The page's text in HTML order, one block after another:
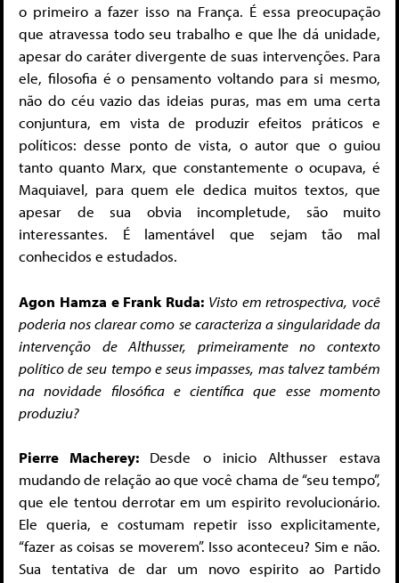
o primeiro a fazer isso na França. É essa preocupação
que atravessa todo seu trabalho e que lhe dá unidade,
apesar do caráter divergente de suas intervenções. Para
ele, filosofia é o pensamento voltando para si mesmo,
não do céu vazio das ideias puras, mas em uma certa
conjuntura, em vista de produzir efeitos práticos e
políticos: desse ponto de vista, o autor que o guiou
tanto quanto Marx, que constantemente o ocupava, é
Maquiavel, para quem ele dedica muitos textos, que
apesar de sua obvia incompletude, são muito
interessantes. É lamentável que sejam tão mal
conhecidos e estudados.
Agon Hamza e Frank Ruda: Visto em retrospectiva, você
poderia nos clarear como se caracteriza a singularidade da
intervenção de Althusser, primeiramente no contexto
político de seu tempo e seus impasses, mas talvez também
na novidade filosófica e científica que esse momento
produziu?
Pierre Macherey: Desde o inicio Althusser estava
mudando de relação ao que você chama de “seu tempo”,
que ele tentou derrotar em um espirito revolucionário.
Ele queria, e costumam repetir isso explicitamente,
“fazer as coisas se moverem”. Isso aconteceu? Sim e não.
Sua tentativa de dar um novo espirito ao Partido